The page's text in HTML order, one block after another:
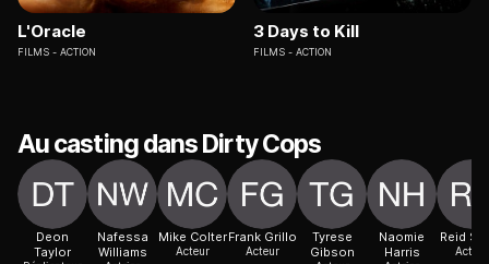
L'Oracle
FILMS ACTION
3 Days to Kill
FILMS ACTION
Au casting dans Dirty Cops
Deon
Taylor
Nafessa
Williams
Mike Colter
Acteur
Frank Grillo
Acteur
Tyrese
Gibson
Naomie
Harris
Reid
Acteur